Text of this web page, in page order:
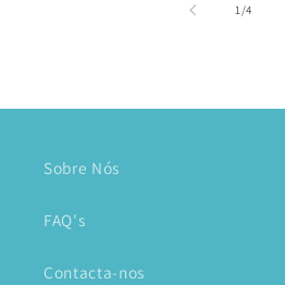
1/de
4
Sobre Nós
FAQ's
Contacta-nos